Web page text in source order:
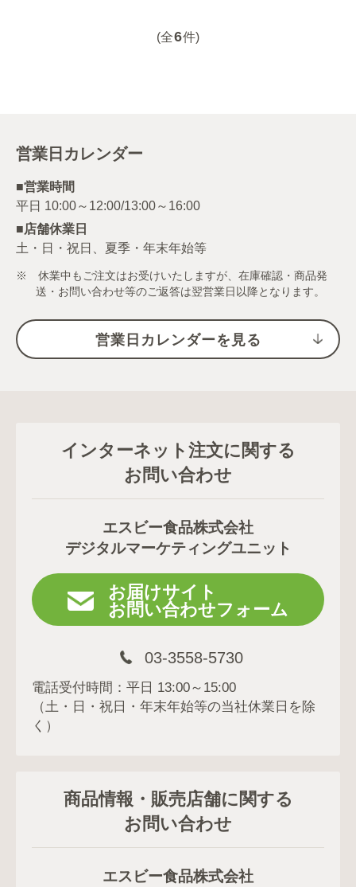
(全6件)
営業日カレンダー
■営業時間
■店舗休業日
土・日・祝日、夏季・年末年始等
※ 休業中もご注文はお受けいたしますが、在庫確認・商品発
送・お問い合わせ等のご返答は翌営業日以降となります。
営業日カレンダーを見る
インターネット注文に関する
お問い合わせ
エスビー食品株式会社
デジタルマーケティングユニット
お届けサイト
お問い合わせフォーム
03-3558-5730
電話受付時間：平日 13:00～15:00
（土・日・祝日・年末年始等の当社休業日を除
く）
商品情報・販売店舗に関する
お問い合わせ
エスビー食品株式会社